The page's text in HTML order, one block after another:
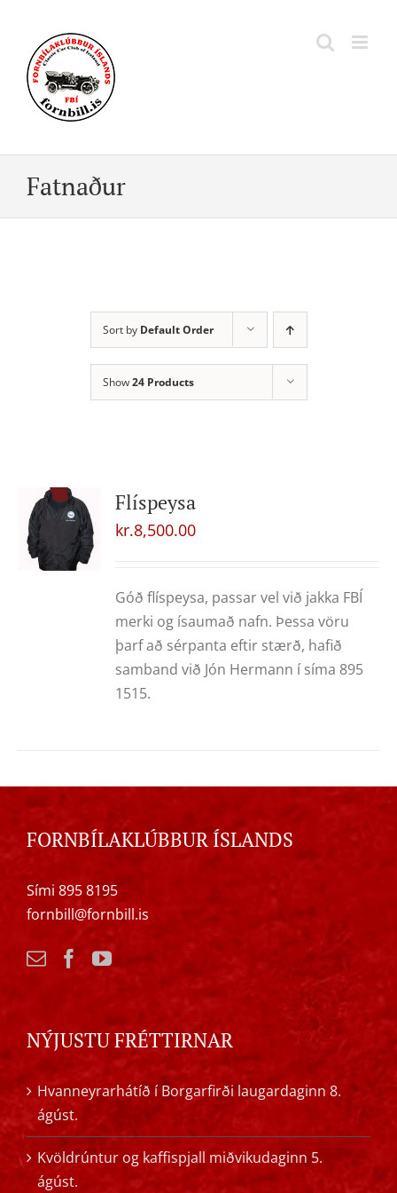
content
Fatnaður
Sort by Default Order
Show24 Products
Flíspeysa
kr.8,500.00
Góð flíspeysa, passar vel við jakka FBÍ
merki og ísaumað nafn. Þessa vöru
þarf að sérpanta eftir stærð, hafið
samband við Jón Hermann í síma 895
1515.
FORNBÍLAKLÚBBUR ÍSLANDS
Sími 895 8195
fornbill@fornbill.is
NÝJUSTU FRÉTTIRNAR
Hvanneyrarhátíð í Borgarfirði laugardaginn 8.
ágúst.
Kvöldrúntur og kaffispjall miðvikudaginn 5.
ágúst.